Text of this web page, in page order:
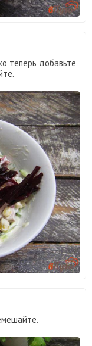
теперь добавьте